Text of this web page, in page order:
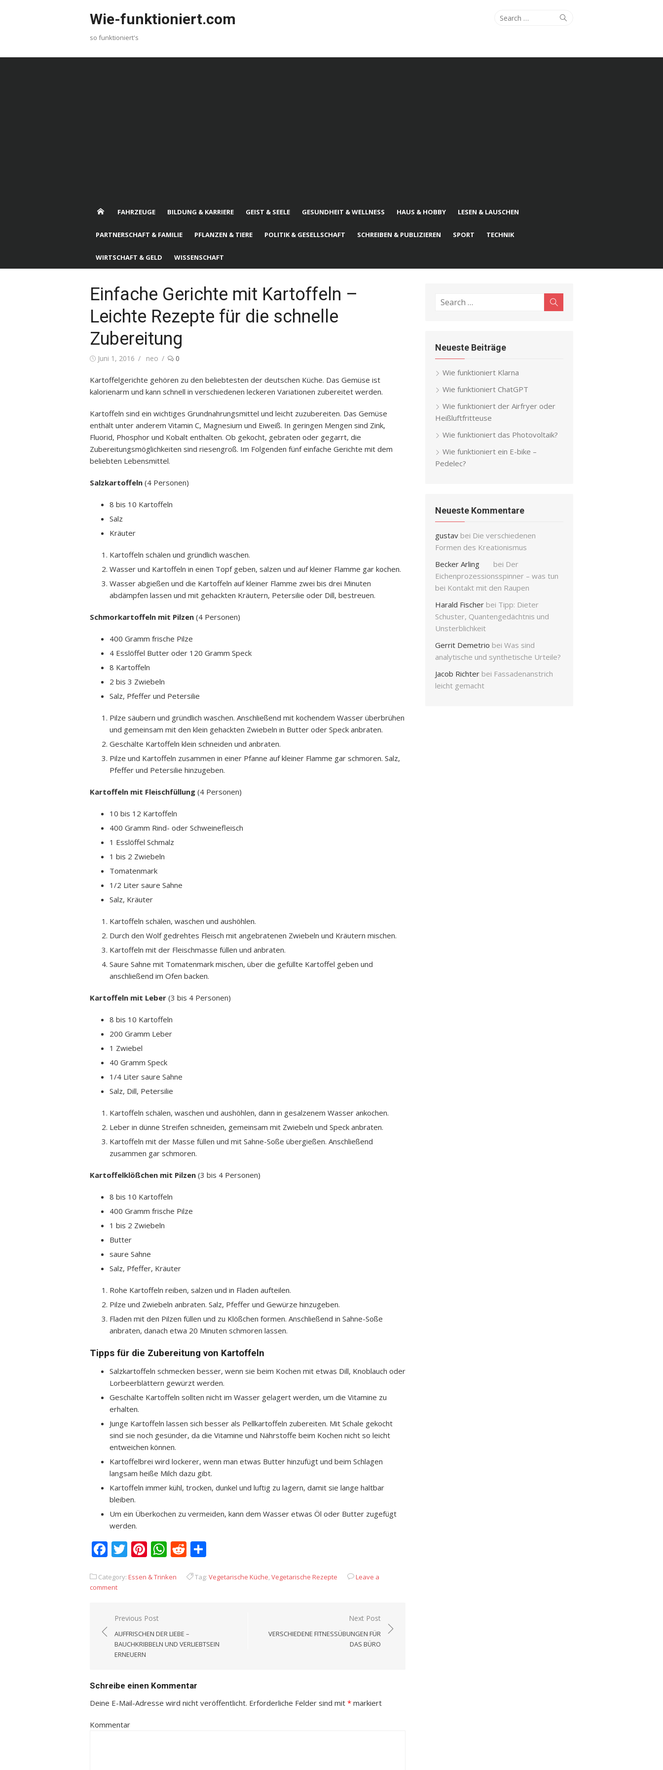
Wie-funktioniert.com
so funktioniert's
Search
Search
FAHRZEUGE BILDUNG & KARRIERE GEIST & SEELE GESUNDHEIT & WELLNESS HAUS & HOBBY LESEN & LAUSCHEN
PARTNERSCHAFT & FAMILIE PFLANZEN & TIERE POLITIK & GESELLSCHAFT SCHREIBEN & PUBLIZIEREN SPORT TECHNIK
WIRTSCHAFT & GELD WISSENSCHAFT
Einfache Gerichte mit Kartoffeln –
Leichte Rezepte für die schnelle
Zubereitung
Posted
Juni 1, 2016 Author
neo 0
Kartoffelgerichte gehören zu den beliebtesten der deutschen Küche. Das Gemüse ist
kalorienarm und kann schnell in verschiedenen leckeren Variationen zubereitet werden.
Kartoffeln sind ein wichtiges Grundnahrungsmittel und leicht zuzubereiten. Das Gemüse
enthält unter anderem Vitamin C, Magnesium und Eiweiß. In geringen Mengen sind Zink,
Fluorid, Phosphor und Kobalt enthalten. Ob gekocht, gebraten oder gegarrt, die
Zubereitungsmöglichkeiten sind riesengroß. Im Folgenden fünf einfache Gerichte mit dem
beliebten Lebensmittel.
Salzkartoffeln (4 Personen)
8 bis 10 Kartoffeln
Salz
Kräuter
Kartoffeln schälen und gründlich waschen.
Wasser und Kartoffeln in einen Topf geben, salzen und auf kleiner Flamme gar kochen.
Wasser abgießen und die Kartoffeln auf kleiner Flamme zwei bis drei Minuten
abdämpfen lassen und mit gehackten Kräutern, Petersilie oder Dill, bestreuen.
Schmorkartoffeln mit Pilzen (4 Personen)
400 Gramm frische Pilze
4 Esslöffel Butter oder 120 Gramm Speck
8 Kartoffeln
2 bis 3 Zwiebeln
Salz, Pfeffer und Petersilie
Pilze säubern und gründlich waschen. Anschließend mit kochendem Wasser überbrühen
und gemeinsam mit den klein gehackten Zwiebeln in Butter oder Speck anbraten.
Geschälte Kartoffeln klein schneiden und anbraten.
Pilze und Kartoffeln zusammen in einer Pfanne auf kleiner Flamme gar schmoren. Salz,
Pfeffer und Petersilie hinzugeben.
Kartoffeln mit Fleischfüllung (4 Personen)
10 bis 12 Kartoffeln
400 Gramm Rind- oder Schweinefleisch
1 Esslöffel Schmalz
1 bis 2 Zwiebeln
Tomatenmark
1/2 Liter saure Sahne
Salz, Kräuter
Kartoffeln schälen, waschen und aushöhlen.
Durch den Wolf gedrehtes Fleisch mit angebratenen Zwiebeln und Kräutern mischen.
Kartoffeln mit der Fleischmasse füllen und anbraten.
Saure Sahne mit Tomatenmark mischen, über die gefüllte Kartoffel geben und
anschließend im Ofen backen.
Kartoffeln mit Leber (3 bis 4 Personen)
8 bis 10 Kartoffeln
200 Gramm Leber
1 Zwiebel
40 Gramm Speck
1/4 Liter saure Sahne
Salz, Dill, Petersilie
Kartoffeln schälen, waschen und aushöhlen, dann in gesalzenem Wasser ankochen.
Leber in dünne Streifen schneiden, gemeinsam mit Zwiebeln und Speck anbraten.
Kartoffeln mit der Masse füllen und mit Sahne-Soße übergießen. Anschließend
zusammen gar schmoren.
Kartoffelklößchen mit Pilzen (3 bis 4 Personen)
8 bis 10 Kartoffeln
400 Gramm frische Pilze
1 bis 2 Zwiebeln
Butter
saure Sahne
Salz, Pfeffer, Kräuter
Rohe Kartoffeln reiben, salzen und in Fladen aufteilen.
Pilze und Zwiebeln anbraten. Salz, Pfeffer und Gewürze hinzugeben.
Fladen mit den Pilzen füllen und zu Klößchen formen. Anschließend in Sahne-Soße
anbraten, danach etwa 20 Minuten schmoren lassen.
Tipps für die Zubereitung von Kartoffeln
Salzkartoffeln schmecken besser, wenn sie beim Kochen mit etwas Dill, Knoblauch oder
Lorbeerblättern gewürzt werden.
Geschälte Kartoffeln sollten nicht im Wasser gelagert werden, um die Vitamine zu
erhalten.
Junge Kartoffeln lassen sich besser als Pellkartoffeln zubereiten. Mit Schale gekocht
sind sie noch gesünder, da die Vitamine und Nährstoffe beim Kochen nicht so leicht
entweichen können.
Kartoffelbrei wird lockerer, wenn man etwas Butter hinzufügt und beim Schlagen
langsam heiße Milch dazu gibt.
Kartoffeln immer kühl, trocken, dunkel und luftig zu lagern, damit sie lange haltbar
bleiben.
Um ein Überkochen zu vermeiden, kann dem Wasser etwas Öl oder Butter zugefügt
werden.
Facebook
Twitter
Pinterest
WhatsApp
Reddit
Category: Essen & Trinken Tag: Vegetarische Küche,Vegetarische Rezepte
Leave a
comment
Beitrags-
Navigation
Previous Post
AUFFRISCHEN DER LIEBE –
BAUCHKRIBBELN UND VERLIEBTSEIN
ERNEUERN
Next Post
VERSCHIEDENE FITNESSÜBUNGEN FÜR
DAS BÜRO
Schreibe einen Kommentar
Deine E-Mail-Adresse wird nicht veröffentlicht. Erforderliche Felder sind mit * markiert
Kommentar
Search
Neueste Beiträge
Wie funktioniert Klarna
Wie funktioniert ChatGPT
Wie funktioniert der Airfryer oder
Heißluftfritteuse
Wie funktioniert das Photovoltaik?
Wie funktioniert ein E-bike –
Pedelec?
Neueste Kommentare
gustav bei Die verschiedenen
Formen des Kreationismus
Becker Arling
bei Der
Eichenprozessionsspinner – was tun
bei Kontakt mit den Raupen
Harald Fischer bei Tipp: Dieter
Schuster, Quantengedächtnis und
Unsterblichkeit
Gerrit Demetrio bei Was sind
analytische und synthetische Urteile?
Jacob Richter bei Fassadenanstrich
leicht gemacht